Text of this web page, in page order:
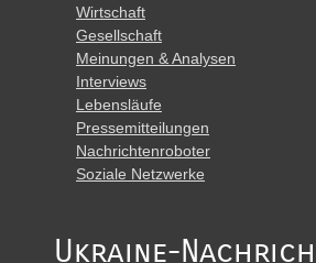
Wirtschaft
Gesellschaft
Meinungen & Analysen
Interviews
Lebensläufe
Pressemitteilungen
Nachrichtenroboter
Soziale Netzwerke
Ukraine-